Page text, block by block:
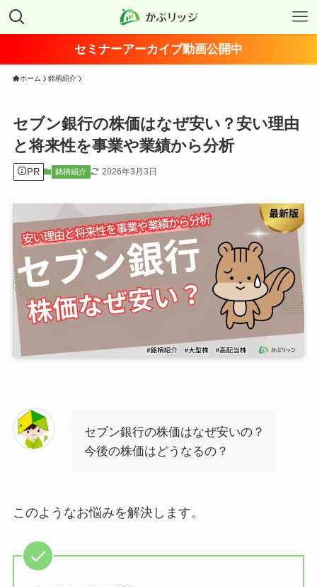
セミナーアーカイブ動画公開中
ホーム 銘柄紹介
セブン銀行の株価はなぜ安い？安い理由
と将来性を事業や業績から分析
PR 銘柄紹介 2026年3月3日
セブン銀行の株価はなぜ安いの？
今後の株価はどうなるの？
このようなお悩みを解決します。